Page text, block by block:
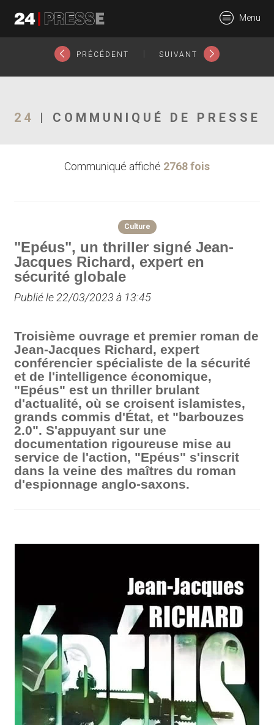
24Presse -
Communiqués de
Menu
PRÉCÉDENT SUIVANT
24 | COMMUNIQUÉ DE PRESSE
Communiqué affiché 2768 fois
Culture
"Epéus", un thriller signé Jean-
Jacques Richard, expert en
sécurité globale
Publié le 22/03/2023 à 13:45
Troisième ouvrage et premier roman de
Jean-Jacques Richard, expert
conférencier spécialiste de la sécurité
et de l'intelligence économique,
"Epéus" est un thriller brulant
d'actualité, où se croisent islamistes,
grands commis d'État, et "barbouzes
2.0". S'appuyant sur une
documentation rigoureuse mise au
service de l'action, "Epéus" s'inscrit
dans la veine des maîtres du roman
d'espionnage anglo-saxons.